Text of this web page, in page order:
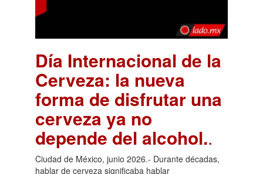
Día Internacional de la
Cerveza: la nueva
forma de disfrutar una
cerveza ya no
depende del alcohol..
Ciudad de México, junio 2026.- Durante décadas,
hablar de cerveza significaba hablar